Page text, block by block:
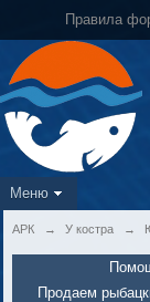
Правила
Меню
АРК → У костра →
Продаем